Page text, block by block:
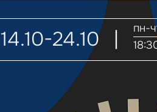
14.10-24.10
пн-